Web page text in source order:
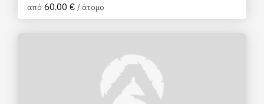
από 60.00 € / άτομο